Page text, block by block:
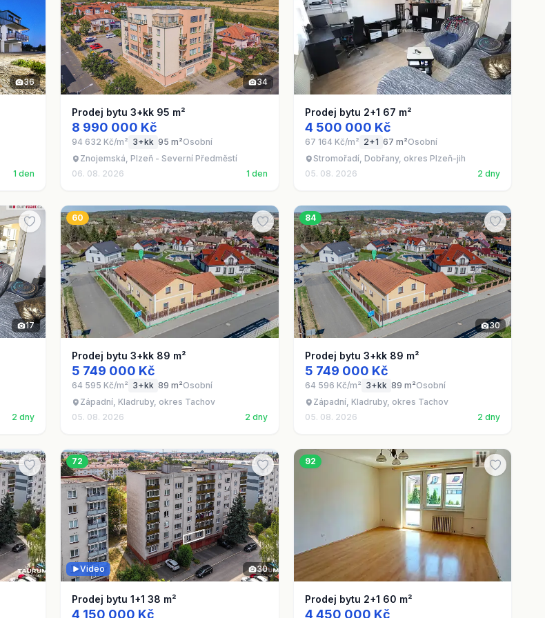
36
1 den
34
Prodej bytu 3+kk 95 m²
8 990 000 Kč
94 632 Kč/m² 3+kk 95 m²Osobní
Znojemská, Plzeň - Severní Předměstí
06. 08. 2026
1 den
Prodej bytu 2+1 67 m²
4 500 000 Kč
67 164 Kč/m² 2+1 67 m²Osobní
Stromořadí, Dobřany, okres Plzeň-jih
05. 08. 2026
2 dny
17
2 dny
60
Prodej bytu 3+kk 89 m²
5 749 000 Kč
64 595 Kč/m² 3+kk 89 m²Osobní
Západní, Kladruby, okres Tachov
05. 08. 2026
2 dny
84
30
Prodej bytu 3+kk 89 m²
5 749 000 Kč
64 596 Kč/m² 3+kk 89 m²Osobní
Západní, Kladruby, okres Tachov
05. 08. 2026
2 dny
72
30
Video
Prodej bytu 1+1 38 m²
4 150 000 Kč
92
Prodej bytu 2+1 60 m²
4 450 000 Kč